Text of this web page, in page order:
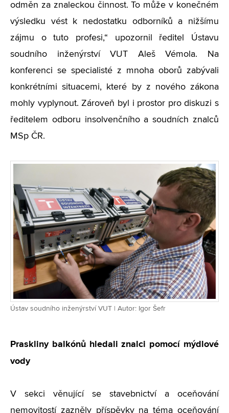
odměn za znaleckou činnost. To může v konečném
výsledku vést k nedostatku odborníků a nižšímu
zájmu o tuto profesi,“ upozornil ředitel Ústavu
soudního inženýrství VUT Aleš Vémola. Na
konferenci se specialisté z mnoha oborů zabývali
konkrétními situacemi, které by z nového zákona
mohly vyplynout. Zároveň byl i prostor pro diskuzi s
ředitelem odboru insolvenčního a soudních znalců
MSp ČR.
Ústav soudního inženýrství VUT | Autor: Igor Šefr
Praskliny balkónů hledali znalci pomocí mýdlové
vody
V sekci věnující se stavebnictví a oceňování
nemovitostí zazněly příspěvky na téma oceňování